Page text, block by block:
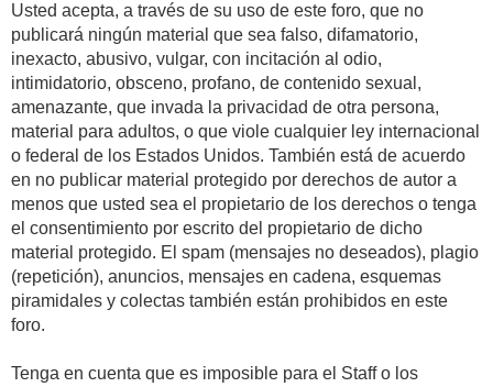
Usted acepta, a través de su uso de este foro, que no
publicará ningún material que sea falso, difamatorio,
inexacto, abusivo, vulgar, con incitación al odio,
intimidatorio, obsceno, profano, de contenido sexual,
amenazante, que invada la privacidad de otra persona,
material para adultos, o que viole cualquier ley internacional
o federal de los Estados Unidos. También está de acuerdo
en no publicar material protegido por derechos de autor a
menos que usted sea el propietario de los derechos o tenga
el consentimiento por escrito del propietario de dicho
material protegido. El spam (mensajes no deseados), plagio
(repetición), anuncios, mensajes en cadena, esquemas
piramidales y colectas también están prohibidos en este
foro.
Tenga en cuenta que es imposible para el Staff o los